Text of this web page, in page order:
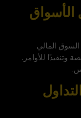
الأسواق
المالي
وتنفيذًا للأوامر.
.